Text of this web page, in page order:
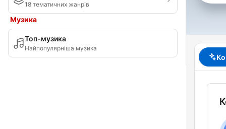
18 тематичних жанрів
Музика
Топ-музика
Найпопулярніша музика